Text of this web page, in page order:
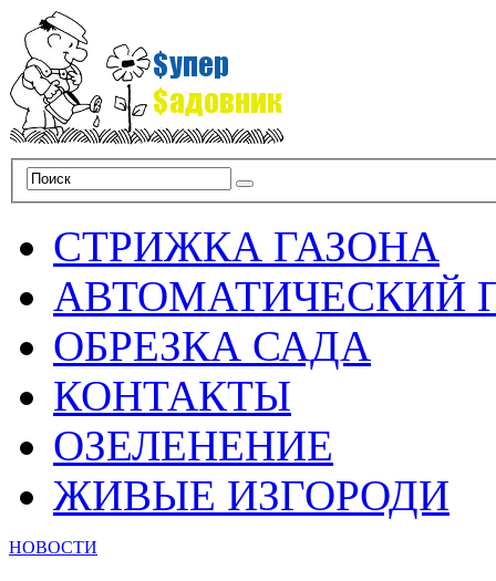
СТРИЖКА ГАЗОНА
АВТОМАТИЧЕСКИЙ
ОБРЕЗКА САДА
КОНТАКТЫ
ОЗЕЛЕНЕНИЕ
ЖИВЫЕ ИЗГОРОДИ
НОВОСТИ